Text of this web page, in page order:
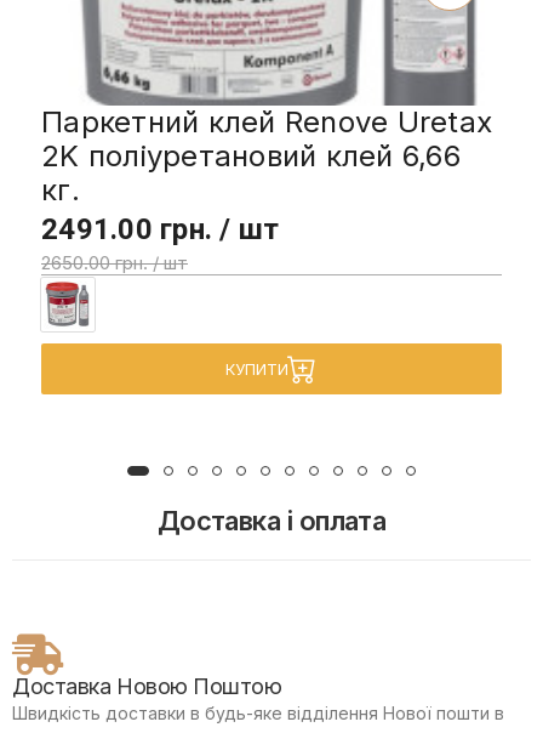
Паркетний клей Renove Uretax
2K поліуретановий клей 6,66
кг.
2491.00 грн. / шт
2650.00 грн. / шт
КУПИТИ
Доставка і оплата
Доставка Новою Поштою
Швидкість доставки в будь-яке відділення Нової пошти в